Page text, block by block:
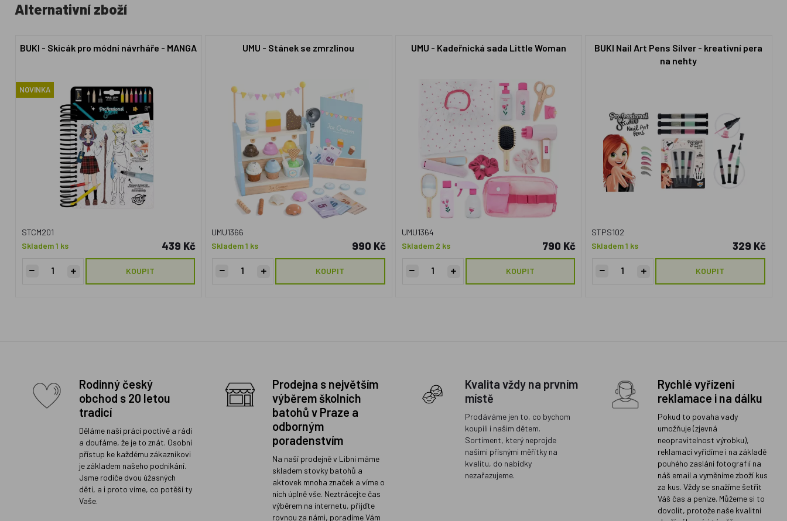
Alternativní zboží
BUKI - Skicák pro módní návrháře - MANGA
NOVINKA
STCM201
Skladem 1 ks
439 Kč
KOUPIT
UMU - Stánek se zmrzlinou
UMU1366
Skladem 1 ks
990 Kč
KOUPIT
UMU - Kadeřnická sada Little Woman
UMU1364
Skladem 2 ks
790 Kč
KOUPIT
BUKI Nail Art Pens Silver - kreativní pera
na nehty
STPS102
Skladem 1 ks
329 Kč
KOUPIT
Rodinný český
obchod s 20 letou
tradicí
Děláme naši práci poctivě a rádi
a doufáme, že je to znát. Osobní
přístup ke každému zákazníkovi
je základem našeho podnikání.
Jsme rodiče dvou úžasných
dětí, a i proto víme, co potěší ty
Vaše.
Prodejna s největším
výběrem školních
batohů v Praze a
odborným
poradenstvím
Na naší prodejně v Libni máme
skladem stovky batohů a
aktovek mnoha značek a víme o
nich úplně vše. Neztrácejte čas
výběrem na internetu, přijďte
rovnou za námi, poradíme Vám
Kvalita vždy na prvním
místě
Prodáváme jen to, co bychom
koupili i našim dětem.
Sortiment, který neprojde
našimi přísnými měřítky na
kvalitu, do nabídky
nezařazujeme.
Rychlé vyřízení
reklamace i na dálku
Pokud to povaha vady
umožňuje (zjevná
neopravitelnost výrobku),
reklamaci vyřídíme i na základě
pouhého zaslání fotografií na
náš email a vyměníme zboží kus
za kus. Vždy se snažíme šetřit
Váš čas a peníze. Můžeme si to
dovolit, protože naše kvalitní